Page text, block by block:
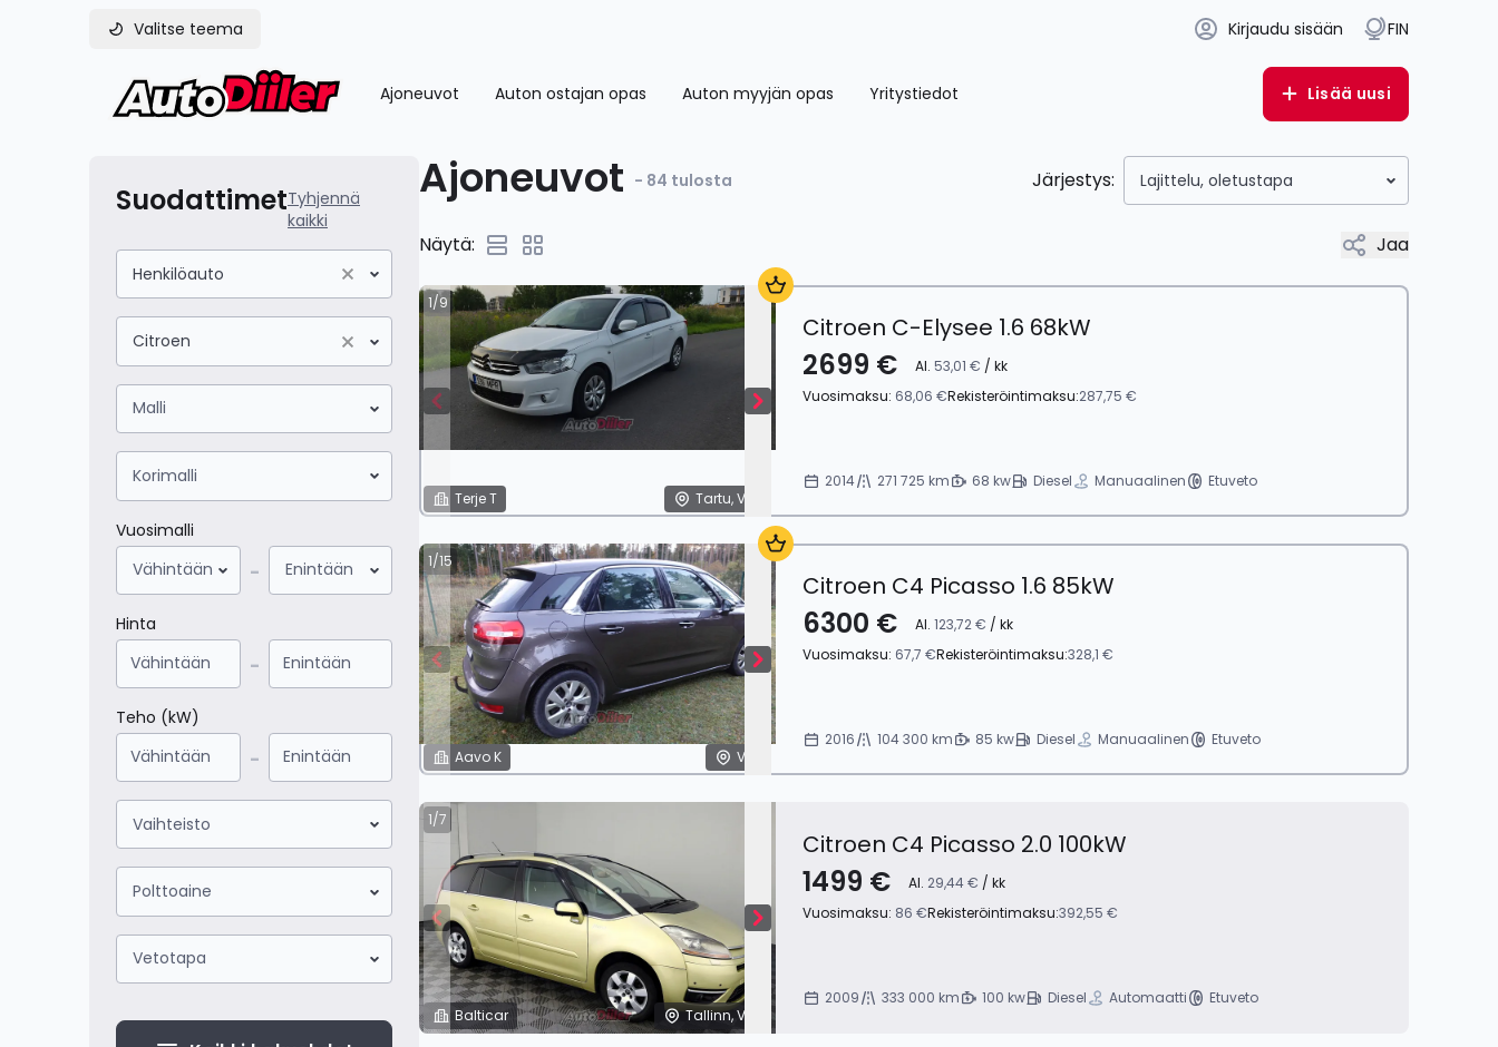
Valitse teema Kirjaudu sisään FIN
Ajoneuvot Auton ostajan opas Auton myyjän opas Yritystiedot Lisää uusi
SuodattimetTyhjennä
kaikki
Henkilöauto
Citroen
Citroen
Malli
Korimalli
Vuosimalli
Vähintään
- Enintään
Hinta
-
Teho (kW)
-
Vaihteisto
Polttoaine
Vetotapa
Ajoneuvot - 84 tulosta Järjestys: Lajittelu, oletustapa
Näytä: Jaa
Terje T Tartu, Viro
1/9
Citroen C-Elysee 1.6 68kW
2699 € Al. 53,01 € / kk
Vuosimaksu: 68,06 €Rekisteröintimaksu:287,75 €
2014 271 725 km 68 kw Diesel Manuaalinen Etuveto
Aavo K Viro
1/15
Citroen C4 Picasso 1.6 85kW
6300 € Al. 123,72 € / kk
Vuosimaksu: 67,7 €Rekisteröintimaksu:328,1 €
2016 104 300 km 85 kw Diesel Manuaalinen Etuveto
Balticar Tallinn, Viro
1/7
Citroen C4 Picasso 2.0 100kW
1499 € Al. 29,44 € / kk
Vuosimaksu: 86 €Rekisteröintimaksu:392,55 €
2009 333 000 km 100 kw Diesel Automaatti Etuveto